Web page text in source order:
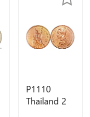
P1110
Thailand 2